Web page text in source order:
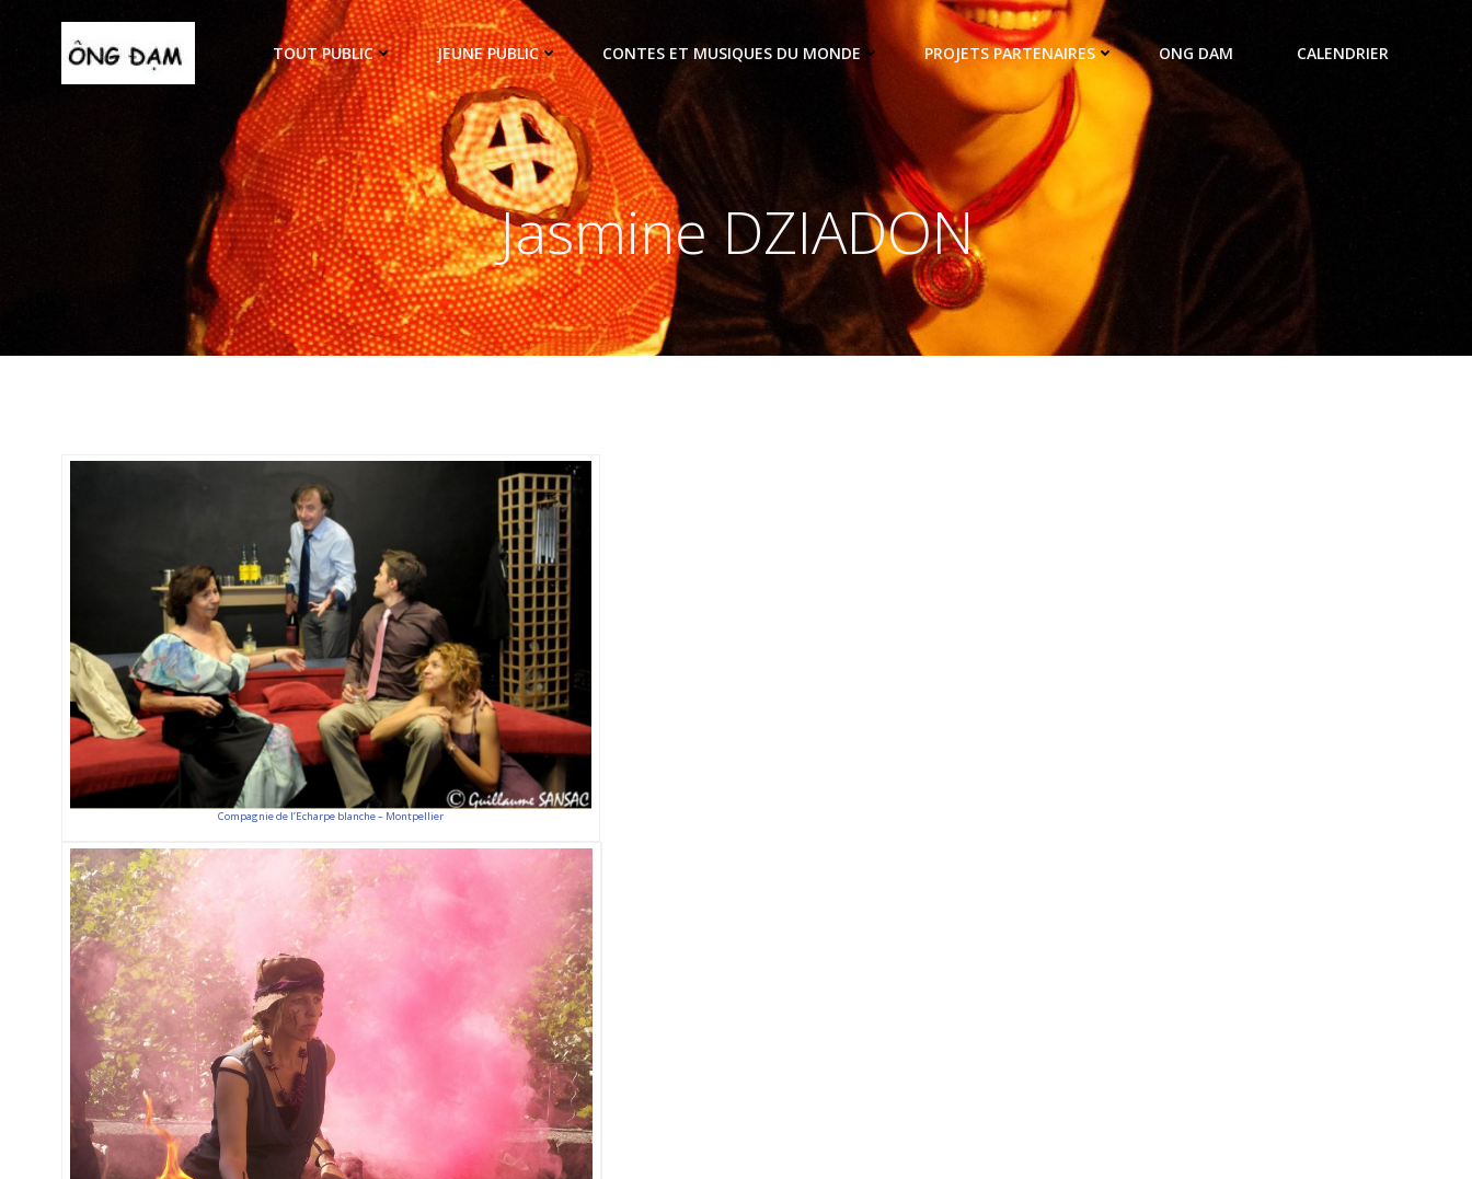
TOUT PUBLIC JEUNE PUBLIC CONTES ET MUSIQUES DU MONDE PROJETS PARTENAIRES ONG DAM CALENDRIER
Jasmine DZIADON
Compagnie de l’Echarpe blanche – Montpellier